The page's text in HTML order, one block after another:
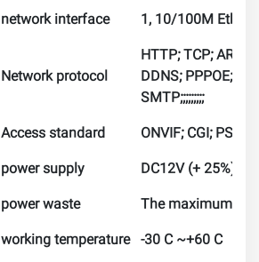
network interface 1, 10/100M
Network protocol
HTTP; TCP; ARP;
DDNS; PPPOE;
SMTP;;;;;;;;;
Access standard
ONVIF; CGI; PSIA
power supply
DC12V (+ 25%) /
power waste
The maximum
working temperature -30 C ~+60 C